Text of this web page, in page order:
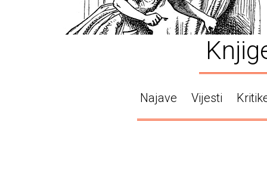
Najave Vijesti